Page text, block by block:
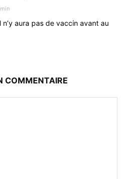
aura pas de vaccin avant au
COMMENTAIRE